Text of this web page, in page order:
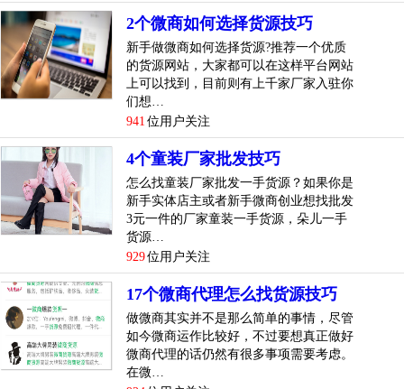
2个微商如何选择货源技巧
新手做微商如何选择货源?推荐一个优质
的货源网站，大家都可以在这样平台网站
上可以找到，目前则有上千家厂家入驻你
们想…
941 位用户关注
4个童装厂家批发技巧
怎么找童装厂家批发一手货源？如果你是
新手实体店主或者新手微商创业想找批发
3元一件的厂家童装一手货源，朵儿一手
货源…
929位用户关注
17个微商代理怎么找货源技巧
做微商其实并不是那么简单的事情，尽管
如今微商运作比较好，不过要想真正做好
微商代理的话仍然有很多事项需要考虑。
在微…